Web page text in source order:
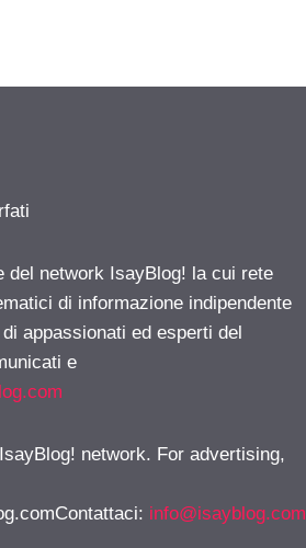
del network IsayBlog! la cui rete
di informazione indipendente
appassionati ed esperti del
e
network. For advertising,
: info@isayblog.com